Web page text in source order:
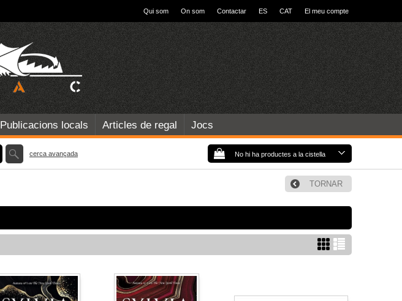
Qui som On som Contactar ES CAT El meu compte
Publicacions locals Articles de regal Jocs
No hi ha productes a la cistella
cerca avançada
TORNAR